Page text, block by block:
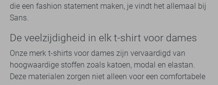
die een fashion statement maken, je vindt het allemaal bij
Sans.
De veelzijdigheid in elk t-shirt voor dames
Onze merk t-shirts voor dames zijn vervaardigd van
hoogwaardige stoffen zoals katoen, modal en elastan.
Deze materialen zorgen niet alleen voor een comfortabele